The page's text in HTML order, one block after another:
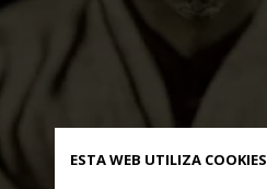
ESTA WEB UTILIZA COOKIES